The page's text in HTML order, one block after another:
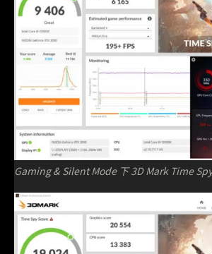
Gaming & Silent Mode 下 3D Mark Time